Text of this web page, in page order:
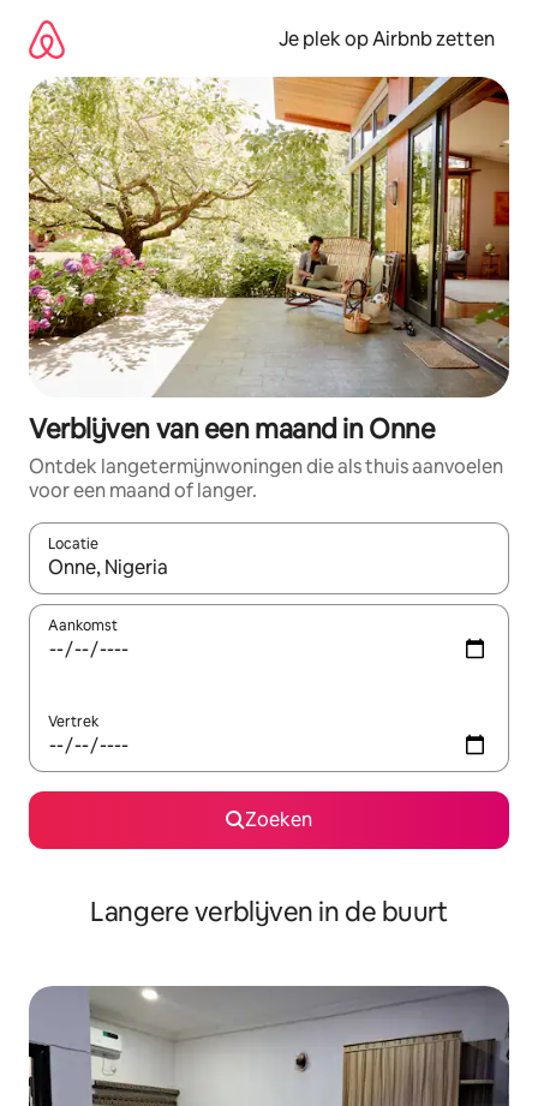
direct
naar
inhoud
Je plek op Airbnb zetten
Verblijven van een maand in Onne
Ontdek langetermijnwoningen die als thuis aanvoelen
voor een maand of langer.
Locatie
Wanneer er resultaten beschikbaar zijn, maak je een keuze
Aankomst
Vertrek
Zoeken
Langere verblijven in de buurt